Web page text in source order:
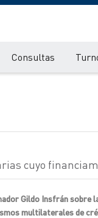
Consultas
cuyo
Gildo Insfrán sobre
multilaterales de